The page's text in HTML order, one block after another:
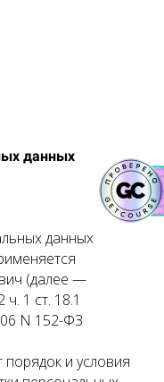
данных
данных
(далее —
1 ст. 18.1
N 152-ФЗ
и условия